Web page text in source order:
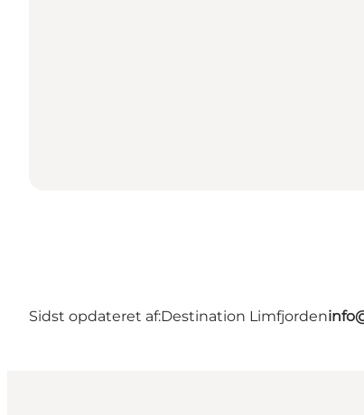
Sidst opdateret af:Destination Limfjorden